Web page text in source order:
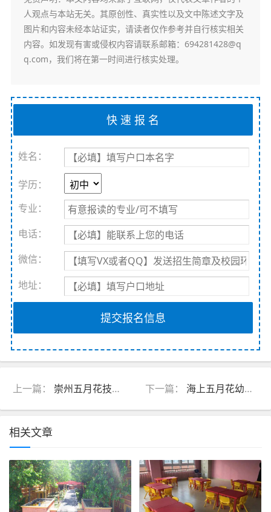
人观点与本站无关。其原创性、真实性以及文中陈述文字及
图片和内容未经本站证实，请读者仅作参考并自行核实相关
内容。如发现有害或侵权内容请联系邮箱：694281428@q
q.com，我们将在第一时间进行核实处理。
姓名：
学历：
专业：
电话：
微信：
地址：
提交报名信息
上一篇： 崇州五月花技工学校 下一篇： 海上五月花幼儿园
相关文章